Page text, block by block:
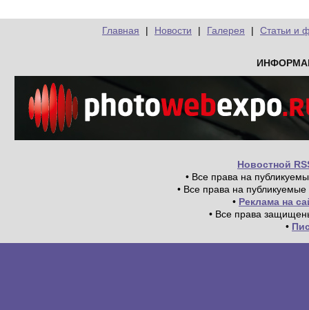
Главная | Новости | Галерея | Статьи и
Новостной
• Все права на
• Все права на
• Реклама на
• Все права
•